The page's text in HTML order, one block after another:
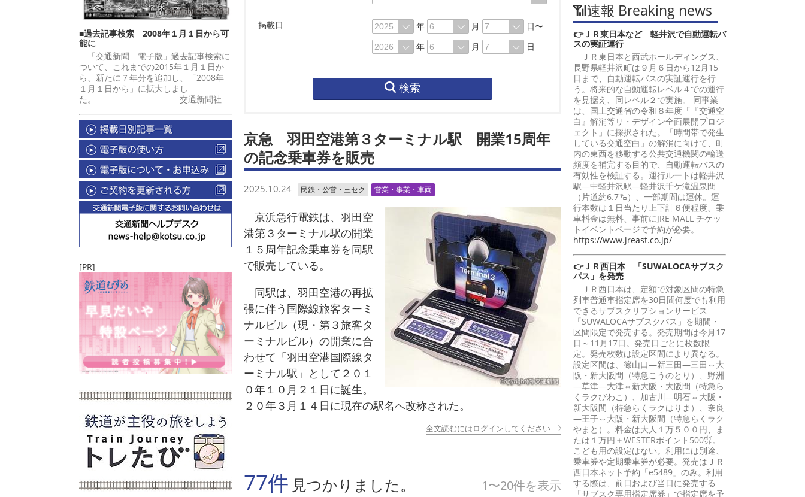
■過去記事検索 2008年１月１日から可
能に
「交通新聞 電子版」過去記事検索に
ついて、これまでの2015年１月１日か
ら、新たに７年分を追加し、「2008年
１月１日から」に拡大しまし
た。 交通新聞社
[PR]
掲載日 年 月
日〜
年
月 日
検索
京急 羽田空港第３ターミナル駅 開業15周年
の記念乗車券を販売
2025.10.24 民鉄・公営・三セク 営業・事業・車両
京浜急行電鉄は、羽田空
港第３ターミナル駅の開業
１５周年記念乗車券を同駅
で販売している。
同駅は、羽田空港の再拡
張に伴う国際線旅客ターミ
ナルビル（現・第３旅客タ
ーミナルビル）の開業に合
わせて「羽田空港国際線タ
ーミナル駅」として２０１
０年１０月２１日に誕生。
２０年３月１４日に現在の駅名へ改称された。
全文読むにはログインしてください
77件 見つかりました。 1〜20件を表示
📶速報 Breaking news
👉ＪＲ東日本など 軽井沢で自動運転バ
スの実証運行
ＪＲ東日本と西武ホールディングス、
長野県軽井沢町は９月６日から12月15
日まで、自動運転バスの実証運行を行
う。将来的な自動運転レベル４での運行
を見据え、同レベル２で実施。 同事業
は、国土交通省の令和８年度「『交通空
白』解消等リ・デザイン全面展開プロジ
ェクト」に採択された。「時間帯で発生
している交通空白」の解消に向けて、町
内の東西を移動する公共交通機関の輸送
頻度を補完する目的で、自動運転バスの
有効性を検証する。運行ルートは軽井沢
駅―中軽井沢駅―軽井沢千ケ滝温泉間
（片道約6.7㌔）、一部期間は運休。運
行本数は１日当たり上下計６便程度、乗
車料金は無料、事前にJRE MALL チケッ
トイベントページで予約が必要。
https://www.jreast.co.jp/
👉ＪＲ西日本 「SUWALOCAサブスク
パス」を発売
ＪＲ西日本は、定額で対象区間の特急
列車普通車指定席を30日間何度でも利用
できるサブスクリプションサービス
「SUWALOCAサブスクパス」を期間・
区間限定で発売する。発売期間は今月17
日～11月17日。発売日ごとに枚数限
定。発売枚数は設定区間により異なる。
設定区間は、篠山口―新三田―三田⇔大
阪・新大阪間（特急こうのとり）、野洲
―草津―大津⇔新大阪・大阪間（特急ら
くラクびわこ）、加古川―明石⇔大阪・
新大阪間（特急らくラクはりま）、奈良
―王子⇔大阪・新大阪間（特急らくラク
やまと）。料金は大人１万５００円、ま
たは１万円＋WESTERポイント500㌽。
こども用の設定はない。利用には別途、
乗車券や定期乗車券が必要。発売はＪＲ
西日本ネット予約「e5489」のみ。利用
する際は、前日および当日に発売する
「サブスク専用指定席券」で指定席を予